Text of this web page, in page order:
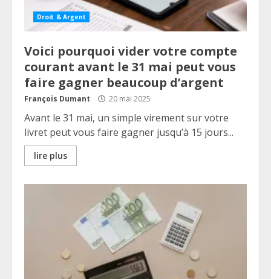
Droit & Argent
Voici pourquoi vider votre compte
courant avant le 31 mai peut vous
faire gagner beaucoup d’argent
François Dumant 20 mai 2025
Avant le 31 mai, un simple virement sur votre
livret peut vous faire gagner jusqu’à 15 jours...
lire plus